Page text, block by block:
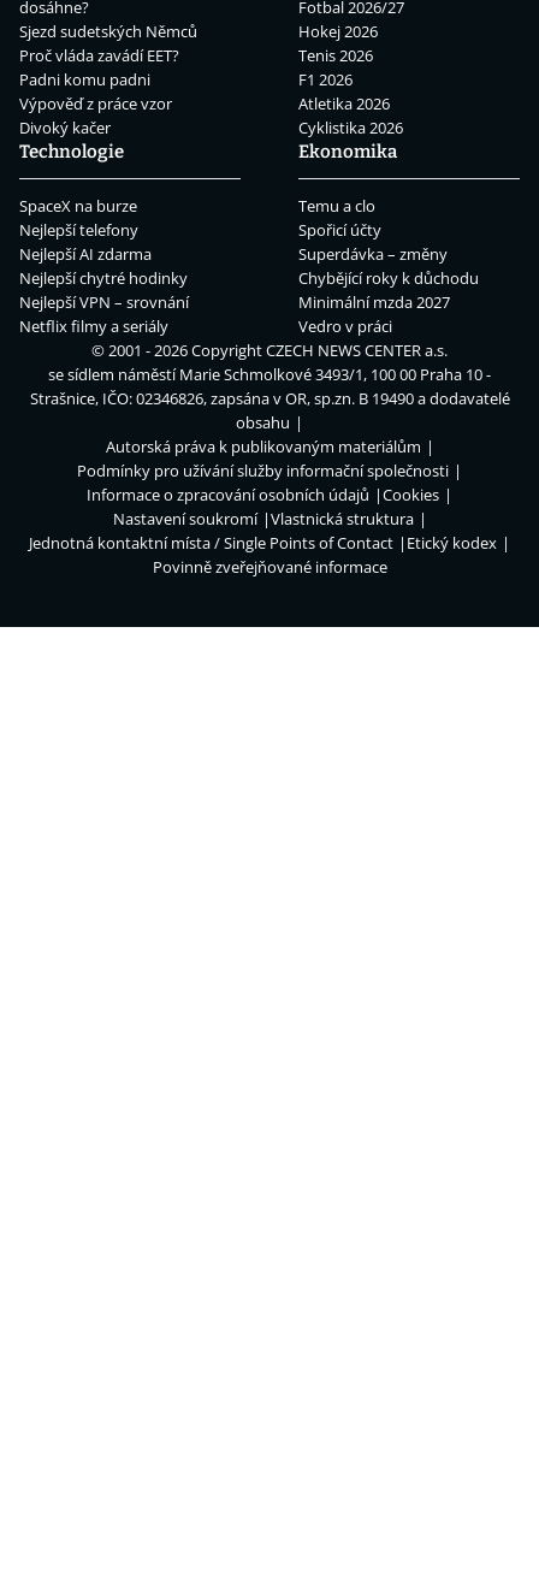
dosáhne?
Sjezd sudetských Němců
Proč vláda zavádí EET?
Padni komu padni
Výpověď z práce vzor
Divoký kačer
Fotbal 2026/27
Hokej 2026
Tenis 2026
F1 2026
Atletika 2026
Cyklistika 2026
Technologie
SpaceX na burze
Nejlepší telefony
Nejlepší AI zdarma
Nejlepší chytré hodinky
Nejlepší VPN – srovnání
Netflix filmy a seriály
Ekonomika
Temu a clo
Spořicí účty
Superdávka – změny
Chybějící roky k důchodu
Minimální mzda 2027
Vedro v práci
© 2001 - 2026 CopyrightCZECH NEWS CENTER a.s.
se sídlem náměstí Marie Schmolkové 3493/1, 100 00 Praha 10 -
Strašnice, IČO: 02346826, zapsána v OR, sp.zn. B 19490 a dodavatelé
obsahu
Autorská práva k publikovaným materiálům
Podmínky pro užívání služby informační společnosti
Informace o zpracování osobních údajů
Cookies
Nastavení soukromí
Vlastnická struktura
Jednotná kontaktní místa / Single Points of Contact
Etický kodex
Povinně zveřejňované informace